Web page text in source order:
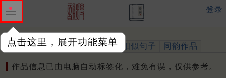
点击这里，展开功能菜单
登录
作品 标注四声 出处、引用 相似句子 同韵作品
作品信息已由电脑自动标签化，难免有误，仅供参考。